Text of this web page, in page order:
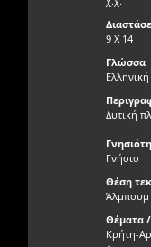
9 Χ 14
Γλώσσα
Δυτική
Γνήσιο
Θέση
Άλμπουμ
Θέματα /
Κρήτη-